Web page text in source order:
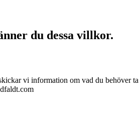
du dessa villkor.
vi information om vad du behöver